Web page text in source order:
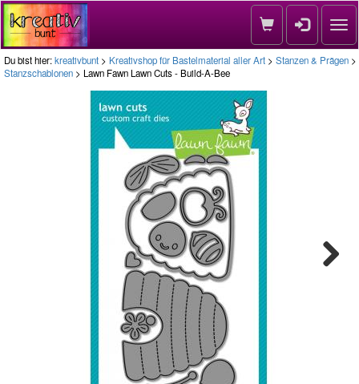
Du bist hier:kreativbunt > Kreativshop für Bastelmaterial aller Art > Stanzen & Prägen >
Stanzschablonen > Lawn Fawn Lawn Cuts - Build-A-Bee